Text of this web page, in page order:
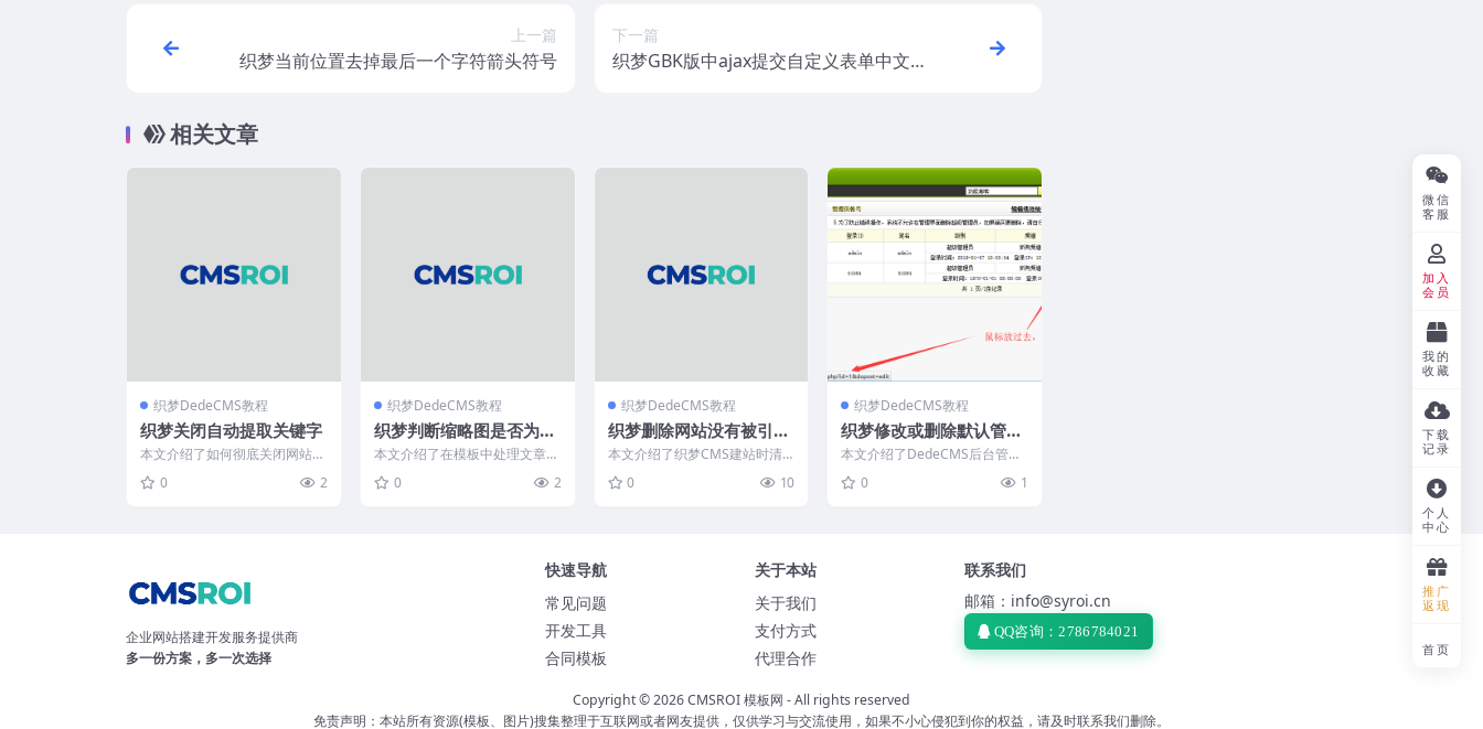
上一篇
织梦当前位置去掉最后一个字符箭头符号
下一篇
织梦GBK版中ajax提交自定义表单中文乱
相关文章
织梦DedeCMS教程
织梦关闭自动提取关键字
本文介绍了如何彻底关闭网站后
台文章自动提取关键字功能。常
规操作（登录后台→系统→...
0 2
织梦DedeCMS教程
织梦判断缩略图是否为空
不同样式的输出
本文介绍了在模板中处理文章缩
略图的两种方法：当存在缩略图
时显示图片，否则隐藏“暂...
0 2
织梦DedeCMS教程
织梦删除网站没有被引用
的图片
本文介绍了织梦CMS建站时清
理无用图片的两种方法：1）修
改dede/inc/in...
0 10
织梦DedeCMS教程
织梦修改或删除默认管理
员账号admin
本文介绍了DedeCMS后台管理
员的修改与删除方法。修改管理
员时，可通过“系统-...
0 1
企业网站搭建开发服务提供商
多一份方案，多一次选择
快速导航
常见问题
开发工具
合同模板
关于本站
关于我们
支付方式
代理合作
联系我们
邮箱：info@syroi.cn
QQ咨询：2786784021
Copyright © 2026CMSROI 模板网 - All rights reserved
免责声明：本站所有资源(模板、图片)搜集整理于互联网或者网友提供，仅供学习与交流使用，如果不小心侵犯到你的权益，请及时联系我们删除。
微信
客服
加入
会员
我的
收藏
下载
记录
个人
中心
推广
返现
首页